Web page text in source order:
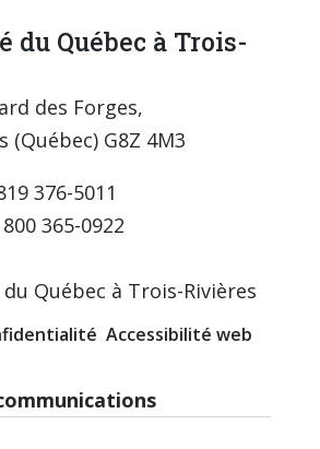
du Québec à Trois-
des Forges,
(Québec) G8Z 4M3
376-5011
365-0922
Québec à Trois-Rivières
Accessibilité web